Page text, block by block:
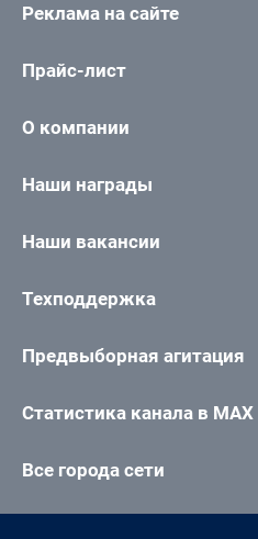
Реклама на сайте
Прайс-лист
О компании
Наши награды
Наши вакансии
Техподдержка
Предвыборная агитация
Статистика канала в MAX
Все города сети